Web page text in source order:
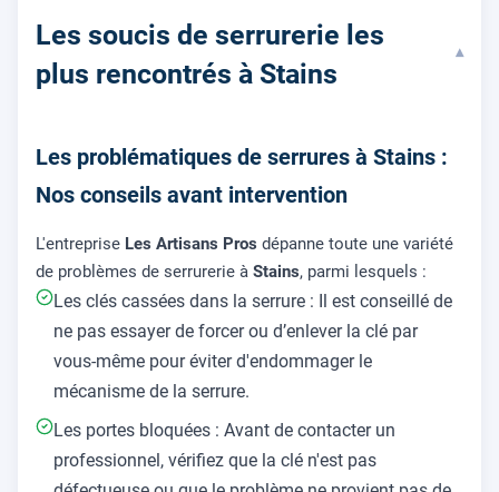
Les soucis de serrurerie les
plus rencontrés à Stains
▾
Les problématiques de serrures à Stains :
Nos conseils avant intervention
L'entreprise Les Artisans Pros dépanne toute une variété
de problèmes de serrurerie à Stains, parmi lesquels :
Les clés cassées dans la serrure : Il est conseillé de
ne pas essayer de forcer ou d’enlever la clé par
vous-même pour éviter d'endommager le
mécanisme de la serrure.
Les portes bloquées : Avant de contacter un
professionnel, vérifiez que la clé n'est pas